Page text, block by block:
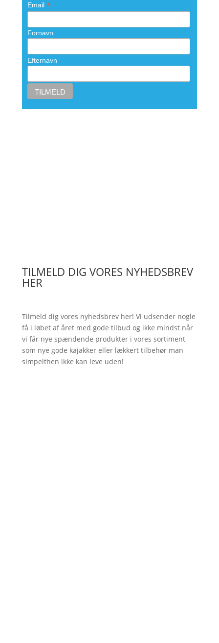
Email *
Fornavn
Efternavn
TILMELD DIG VORES NYHEDSBREV
HER
Tilmeld dig vores nyhedsbrev her! Vi udsender nogle
få i løbet af året med gode tilbud og ikke mindst når
vi får nye spændende produkter i vores sortiment
som nye gode kajakker eller lækkert tilbehør man
simpelthen ikke kan leve uden!